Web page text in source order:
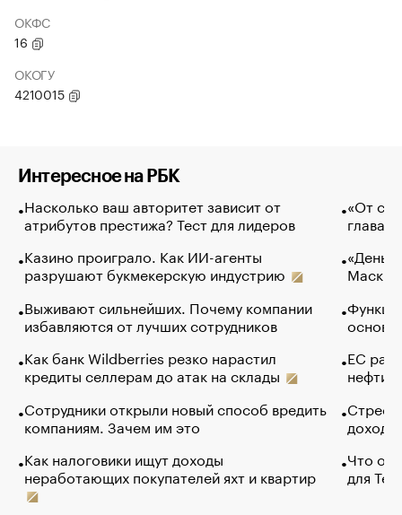
ОКФС
16
ОКОГУ
4210015
Интересное на РБК
Насколько ваш авторитет зависит от
атрибутов престижа? Тест для лидеров
Казино проиграло. Как ИИ-агенты
разрушают букмекерскую индустрию
Выживают сильнейших. Почему компании
избавляются от лучших сотрудников
Как банк Wildberries резко нарастил
кредиты селлерам до атак на склады
Сотрудники открыли новый способ вредить
компаниям. Зачем им это
Как налоговики ищут доходы
неработающих покупателей яхт и квартир
«От
глава
Маск в
основ
ЕС
нефти
Что
для